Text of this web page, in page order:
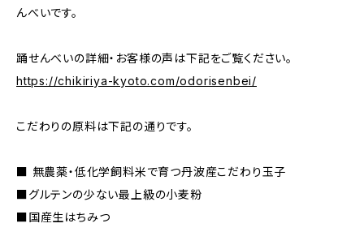
んべいです。
踊せんべいの詳細・お客様の声は下記をご覧ください。
https://chikiriya-kyoto.com/odorisenbei/
こだわりの原料は下記の通りです。
■ 無農薬・低化学飼料米で育つ丹波産こだわり玉子
■グルテンの少ない最上級の小麦粉
■国産生はちみつ